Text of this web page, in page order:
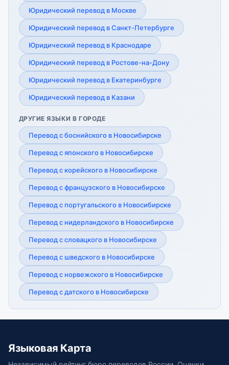
Юридический перевод в Москве
Юридический перевод в Санкт-Петербурге
Юридический перевод в Краснодаре
Юридический перевод в Ростове-на-Дону
Юридический перевод в Екатеринбурге
Юридический перевод в Казани
ДРУГИЕ ЯЗЫКИ В ГОРОДЕ
Перевод с боснийского в Новосибирске
Перевод с японского в Новосибирске
Перевод с корейского в Новосибирске
Перевод с французского в Новосибирске
Перевод с португальского в Новосибирске
Перевод с нидерландского в Новосибирске
Перевод с словацкого в Новосибирске
Перевод с шведского в Новосибирске
Перевод с норвежского в Новосибирске
Перевод с датского в Новосибирске
Языковая Карта